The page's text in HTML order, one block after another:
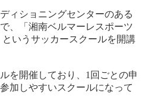
ィショニングセンターのある
、「湘南ベルマーレスポーツ
いうサッカースクールを開講
を開催しており、 1 回ごとの申
加しやすいスクールになって